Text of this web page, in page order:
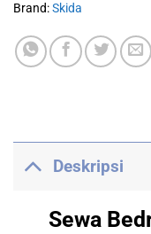
Brand:Skida
Deskripsi
Sewa